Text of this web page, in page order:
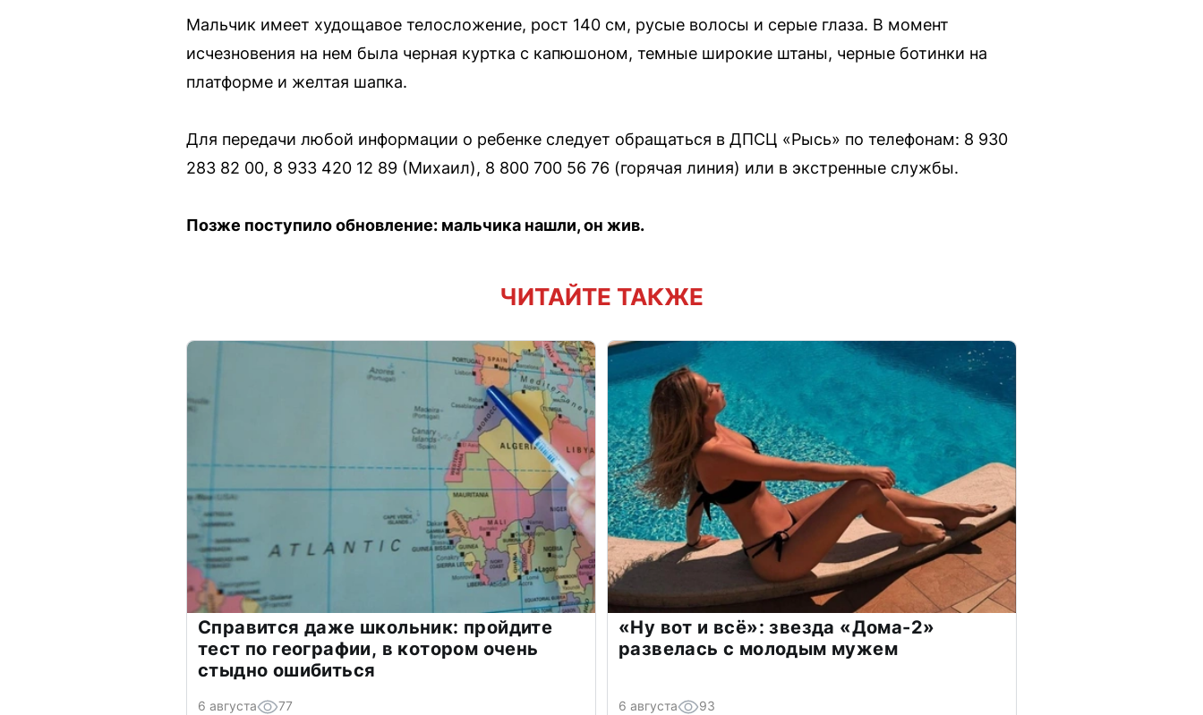
Мальчик имеет худощавое телосложение, рост 140 см, русые волосы и серые глаза. В момент
исчезновения на нем была черная куртка с капюшоном, темные широкие штаны, черные ботинки на
платформе и желтая шапка.
Для передачи любой информации о ребенке следует обращаться в ДПСЦ «Рысь» по телефонам: 8 930
283 82 00, 8 933 420 12 89 (Михаил), 8 800 700 56 76 (горячая линия) или в экстренные службы.
Позже поступило обновление: мальчика нашли, он жив.
ЧИТАЙТЕ ТАКЖЕ
Справится даже школьник: пройдите
тест по географии, в котором очень
стыдно ошибиться
6 августа 77
«Ну вот и всё»: звезда «Дома-2»
развелась с молодым мужем
6 августа 93